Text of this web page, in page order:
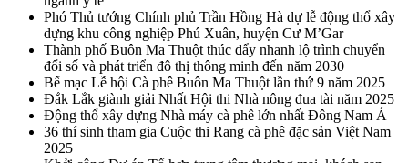
Phó Thủ tướng Chính phủ Trần Hồng Hà dự lễ động thổ xây
dựng khu công nghiệp Phú Xuân, huyện Cư M’Gar
Thành phố Buôn Ma Thuột thúc đẩy nhanh lộ trình chuyển
đổi số và phát triển đô thị thông minh đến năm 2030
Bế mạc Lễ hội Cà phê Buôn Ma Thuột lần thứ 9 năm 2025
Đắk Lắk giành giải Nhất Hội thi Nhà nông đua tài năm 2025
Động thổ xây dựng Nhà máy cà phê lớn nhất Đông Nam Á
36 thí sinh tham gia Cuộc thi Rang cà phê đặc sản Việt Nam
2025